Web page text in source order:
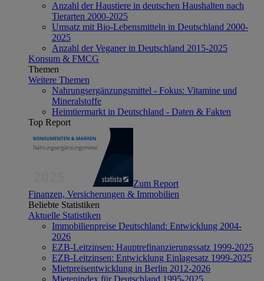
Anzahl der Haustiere in deutschen Haushalten nach
Tierarten 2000-2025
Umsatz mit Bio-Lebensmitteln in Deutschland 2000-
2025
Anzahl der Veganer in Deutschland 2015-2025
Konsum & FMCG
Themen
Weitere Themen
Nahrungsergänzungsmittel - Fokus: Vitamine und
Mineralstoffe
Heimtiermarkt in Deutschland - Daten & Fakten
Top Report
Zum Report
Finanzen, Versicherungen & Immobilien
Beliebte Statistiken
Aktuelle Statistiken
Immobilienpreise Deutschland: Entwicklung 2004-
2026
EZB-Leitzinsen: Hauptrefinanzierungssatz 1999-2025
EZB-Leitzinsen: Entwicklung Einlagesatz 1999-2025
Mietpreisentwicklung in Berlin 2012-2026
Mietenindex für Deutschland 1995-2025